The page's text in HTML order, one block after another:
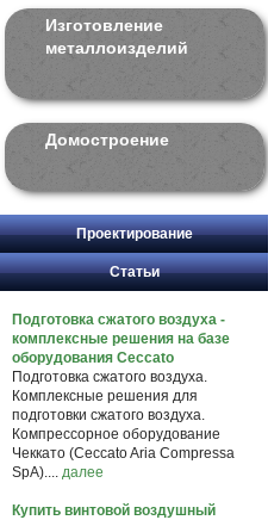
Изготовление
металлоизделий
Домостроение
Проектирование
Статьи
Подготовка сжатого воздуха -
комплексные решения на базе
оборудования Ceccato
Подготовка сжатого воздуха.
Комплексные решения для
подготовки сжатого воздуха.
Компрессорное оборудование
Чеккато (Ceccato Aria Compressa
SpA).... далее
Купить винтовой воздушный